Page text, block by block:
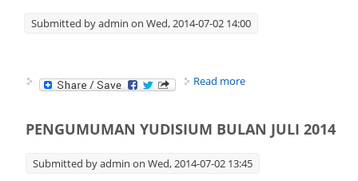
Submitted byadmin on Wed, 2014-07-02 14:00
Read more
ANGKATAN 2010 YANG
BELUM MENCAPAI
DARI ATAU SAMA
PENGUMUMAN YUDISIUM BULAN JULI 2014
Submitted byadmin on Wed, 2014-07-02 13:45